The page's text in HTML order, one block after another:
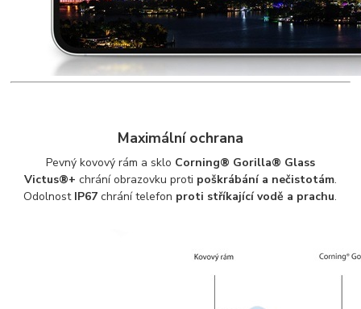
Maximální ochrana
Pevný kovový rám a sklo Corning® Gorilla® Glass
Victus®+ chrání obrazovku proti poškrábání a nečistotám.
Odolnost IP67 chrání telefon proti stříkající vodě a prachu.